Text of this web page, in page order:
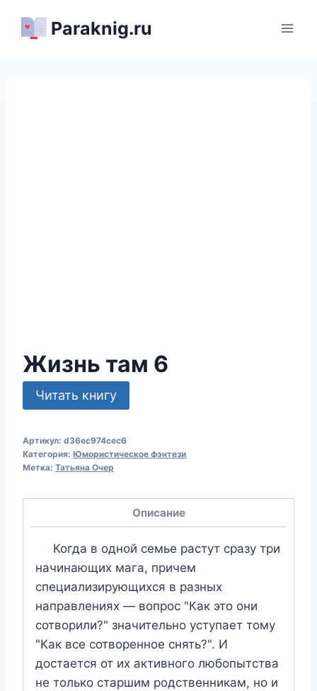
Paraknig.ru
Жизнь там 6
Читать книгу
Артикул: d36ec974cec6
Категория: Юмористическое фэнтези
Метка: Татьяна Очер
Описание
Когда в одной семье растут сразу три
начинающих мага, причем
специализирующихся в разных
направлениях — вопрос "Как это они
сотворили?" значительно уступает тому
"Как все сотворенное снять?". И
достается от их активного любопытства
не только старшим родственникам, но и